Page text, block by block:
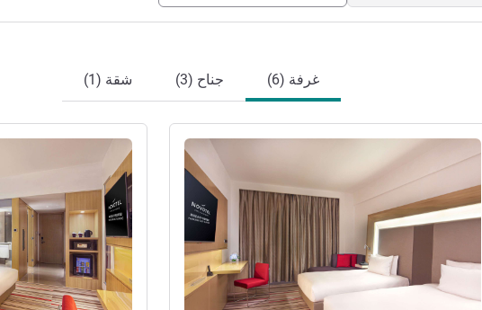
غرفة (6) جناح (3) شقة (1)
راجع التفاصيل راجع التفاصيل